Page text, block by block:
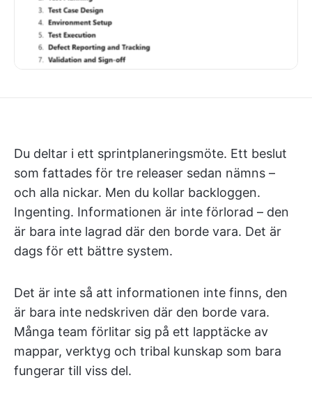
Du deltar i ett sprintplaneringsmöte. Ett beslut
som fattades för tre releaser sedan nämns –
och alla nickar. Men du kollar backloggen.
Ingenting. Informationen är inte förlorad – den
är bara inte lagrad där den borde vara. Det är
dags för ett bättre system.
Det är inte så att informationen inte finns, den
är bara inte nedskriven där den borde vara.
Många team förlitar sig på ett lapptäcke av
mappar, verktyg och tribal kunskap som bara
fungerar till viss del.